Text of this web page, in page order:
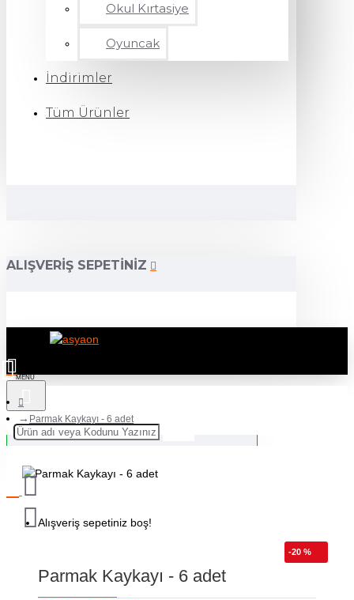
Okul Kırtasiye
Oyuncak
İndirimler
Tüm Ürünler
ALIŞVERIŞ SEPETINIZ
Alışveriş sepetiniz boş!
Parmak Kaykayı - 6 adet
-20 %
Parmak Kaykayı - 6 adet